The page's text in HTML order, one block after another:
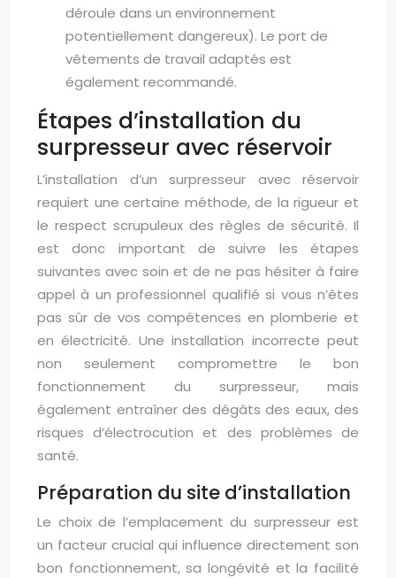
déroule dans un environnement
potentiellement dangereux). Le port de
vêtements de travail adaptés est
également recommandé.
Étapes d’installation du
surpresseur avec réservoir
L’installation d’un surpresseur avec réservoir
requiert une certaine méthode, de la rigueur et
le respect scrupuleux des règles de sécurité. Il
est donc important de suivre les étapes
suivantes avec soin et de ne pas hésiter à faire
appel à un professionnel qualifié si vous n’êtes
pas sûr de vos compétences en plomberie et
en électricité. Une installation incorrecte peut
non seulement compromettre le bon
fonctionnement du surpresseur, mais
également entraîner des dégâts des eaux, des
risques d’électrocution et des problèmes de
santé.
Préparation du site d’installation
Le choix de l’emplacement du surpresseur est
un facteur crucial qui influence directement son
bon fonctionnement, sa longévité et la facilité